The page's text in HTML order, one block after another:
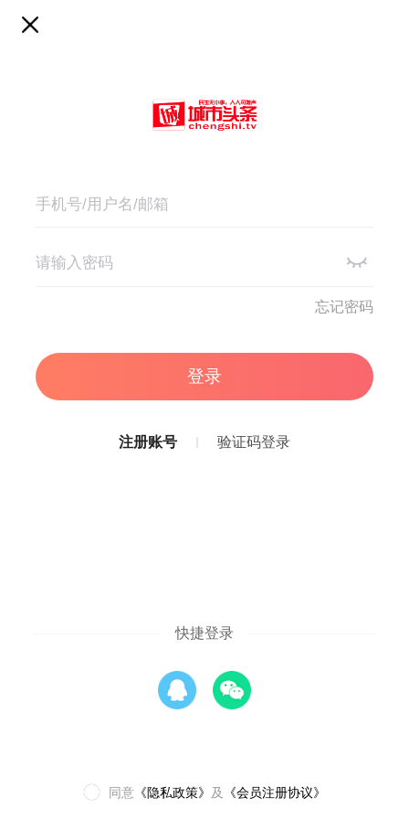
忘记密码
登录
注册账号 验证码登录
快捷登录
同意 《隐私政策》 及 《会员注册协议》